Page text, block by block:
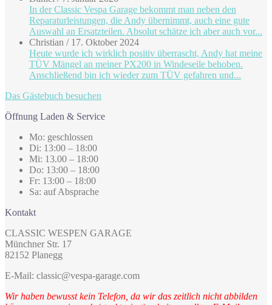
In der Classic Vespa Garage bekommt man neben den
Reparaturleistungen, die Andy übernimmt, auch eine gute
Auswahl an Ersatzteilen. Absolut schätze ich aber auch vor...
Christian / 17. Oktober 2024
Heute wurde ich wirklich positiv überrascht, Andy hat meine
TÜV Mängel an meiner PX200 in Windeseile behoben.
Anschließend bin ich wieder zum TÜV gefahren und...
Das Gästebuch besuchen
Öffnung Laden & Service
Mo: geschlossen
Di: 13:00 – 18:00
Mi: 13.00 – 18:00
Do: 13:00 – 18:00
Fr: 13:00 – 18:00
Sa: auf Absprache
Kontakt
CLASSIC WESPEN GARAGE
Münchner Str. 17
82152 Planegg
E-Mail: classic@vespa-garage.com
Wir haben bewusst kein Telefon, da wir das zeitlich nicht abbilden